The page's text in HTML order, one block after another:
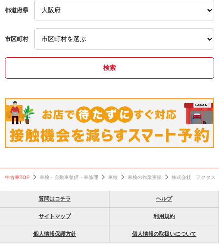
輸入車
外車修理
大東市
輸入車修理
東大阪市
車検整備
外車
取付
塗装
東大阪市
車検整備
都道府県
市区町村
中古車TOP 車検・自動車整備・車修理 車検 車検の作業実績 株式会社 アクタス
質問はコチラ ヘルプ
サイトマップ 利用規約
個人情報保護方針 個人情報の取扱いについて